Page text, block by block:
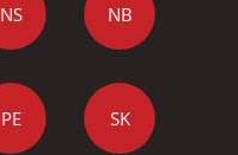
NS NB
PE SK